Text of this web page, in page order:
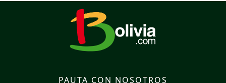
PAUTA CON NOSOTROS